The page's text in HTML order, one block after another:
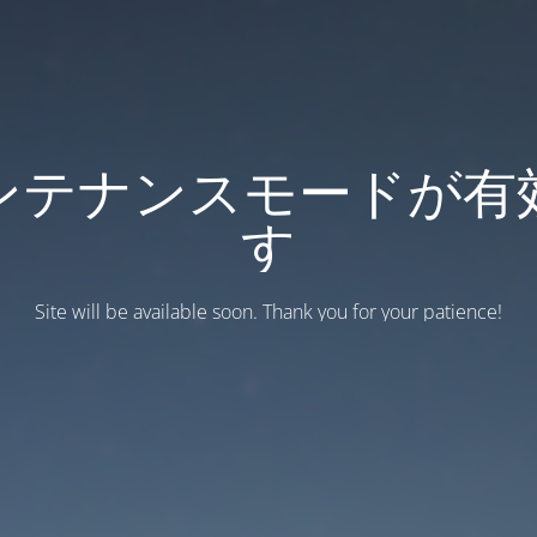
テナンスモードが有
す
Site will be available soon. Thank you for your patience!